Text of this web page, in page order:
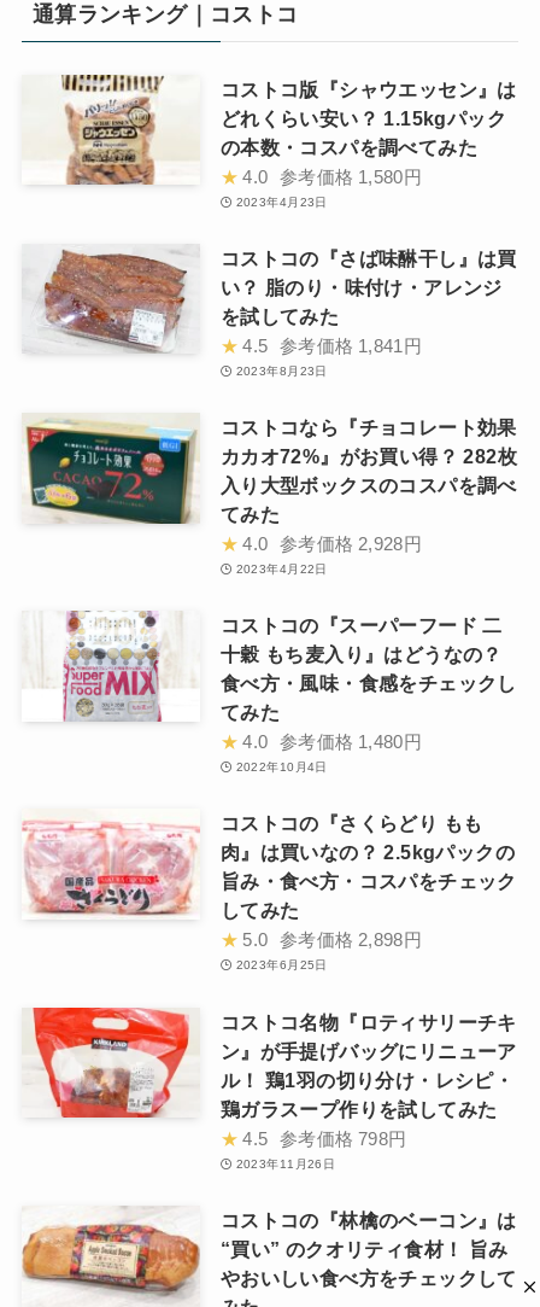
通算ランキング｜コストコ
コストコ版『シャウエッセン』は
どれくらい安い？ 1.15kgパック
の本数・コスパを調べてみた
★ 4.0 参考価格 1,580円
2023年4月23日
コストコの『さば味醂干し』は買
い？ 脂のり・味付け・アレンジ
を試してみた
★ 4.5 参考価格 1,841円
2023年8月23日
コストコなら『チョコレート効果
カカオ72%』がお買い得？ 282枚
入り大型ボックスのコスパを調べ
てみた
★ 4.0 参考価格 2,928円
2023年4月22日
コストコの『スーパーフード 二
十穀 もち麦入り』はどうなの？
食べ方・風味・食感をチェックし
てみた
★ 4.0 参考価格 1,480円
2022年10月4日
コストコの『さくらどり もも
肉』は買いなの？ 2.5kgパックの
旨み・食べ方・コスパをチェック
してみた
★ 5.0 参考価格 2,898円
2023年6月25日
コストコ名物『ロティサリーチキ
ン』が手提げバッグにリニューア
ル！ 鶏1羽の切り分け・レシピ・
鶏ガラスープ作りを試してみた
★ 4.5 参考価格 798円
2023年11月26日
コストコの『林檎のベーコン』は
“買い” のクオリティ食材！ 旨み
やおいしい食べ方をチェックして